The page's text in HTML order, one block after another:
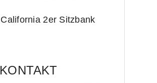
2er Sitzbank
KONTAKT